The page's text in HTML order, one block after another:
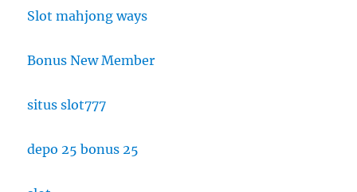
Slot mahjong ways
Bonus New Member
situs slot777
depo 25 bonus 25